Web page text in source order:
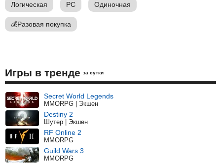
Логическая PC Одиночная
💰Разовая покупка
Игры в тренде за сутки
Secret World Legends
MMORPG | Экшен
Destiny 2
Шутер | Экшен
RF Online 2
MMORPG
Guild Wars 3
MMORPG